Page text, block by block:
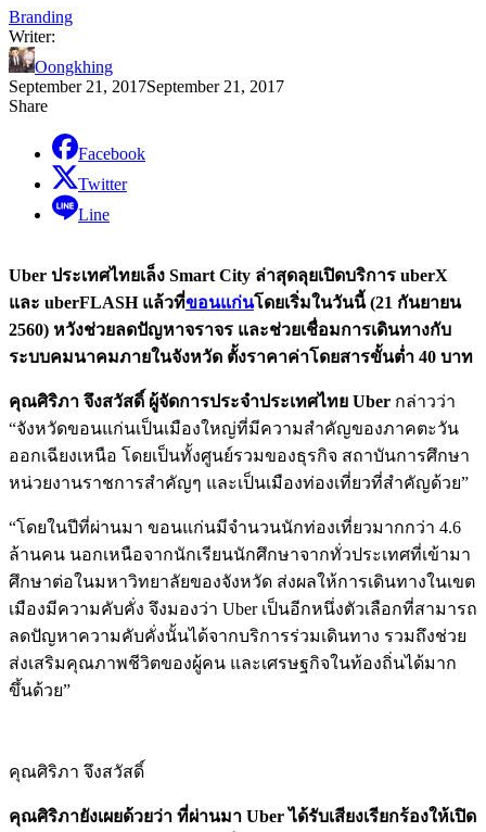
Branding
Writer:
Oongkhing
September 21, 2017September 21, 2017
Share
Facebook
Twitter
Line
Uber ประเทศไทยเล็ง Smart City ล่าสุดลุยเปิดบริการ uberX
และ uberFLASH แล้วที่ขอนแก่นโดยเริ่มในวันนี้ (21 กันยายน
2560) หวังช่วยลดปัญหาจราจร และช่วยเชื่อมการเดินทางกับ
ระบบคมนาคมภายในจังหวัด ตั้งราคาค่าโดยสารขั้นต่ำ 40 บาท
คุณศิริภา จึงสวัสดิ์ ผู้จัดการประจำประเทศไทย Uber กล่าวว่า
“จังหวัดขอนแก่นเป็นเมืองใหญ่ที่มีความสำคัญของภาคตะวัน
ออกเฉียงเหนือ โดยเป็นทั้งศูนย์รวมของธุรกิจ สถาบันการศึกษา
หน่วยงานราชการสำคัญๆ และเป็นเมืองท่องเที่ยวที่สำคัญด้วย”
“โดยในปีที่ผ่านมา ขอนแก่นมีจำนวนนักท่องเที่ยวมากกว่า 4.6
ล้านคน นอกเหนือจากนักเรียนนักศึกษาจากทั่วประเทศที่เข้ามา
ศึกษาต่อในมหาวิทยาลัยของจังหวัด ส่งผลให้การเดินทางในเขต
เมืองมีความคับคั่ง จึงมองว่า Uber เป็นอีกหนึ่งตัวเลือกที่สามารถ
ลดปัญหาความคับคั่งนั้นได้จากบริการร่วมเดินทาง รวมถึงช่วย
ส่งเสริมคุณภาพชีวิตของผู้คน และเศรษฐกิจในท้องถิ่นได้มาก
ขึ้นด้วย”
คุณศิริภา จึงสวัสดิ์
คุณศิริภายังเผยด้วยว่า ที่ผ่านมา Uber ได้รับเสียงเรียกร้องให้เปิด